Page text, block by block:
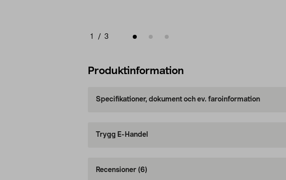
1 / 3
Produktinformation
Specifikationer, dokument och ev. faroinformation
Trygg E-Handel
Recensioner (6)